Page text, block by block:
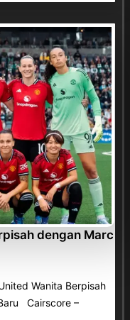
dengan Marc
Wanita Berpisah
Cairscore –